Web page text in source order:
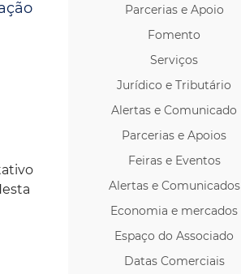
p/ Locação
Parcerias e Apoio
Fomento
Serviços
Jurídico e Tributário
Alertas e Comunicado
Parcerias e Apoios
Feiras e Eventos
Alertas e Comunicados
Economia e mercados
Espaço do Associado
Datas Comerciais